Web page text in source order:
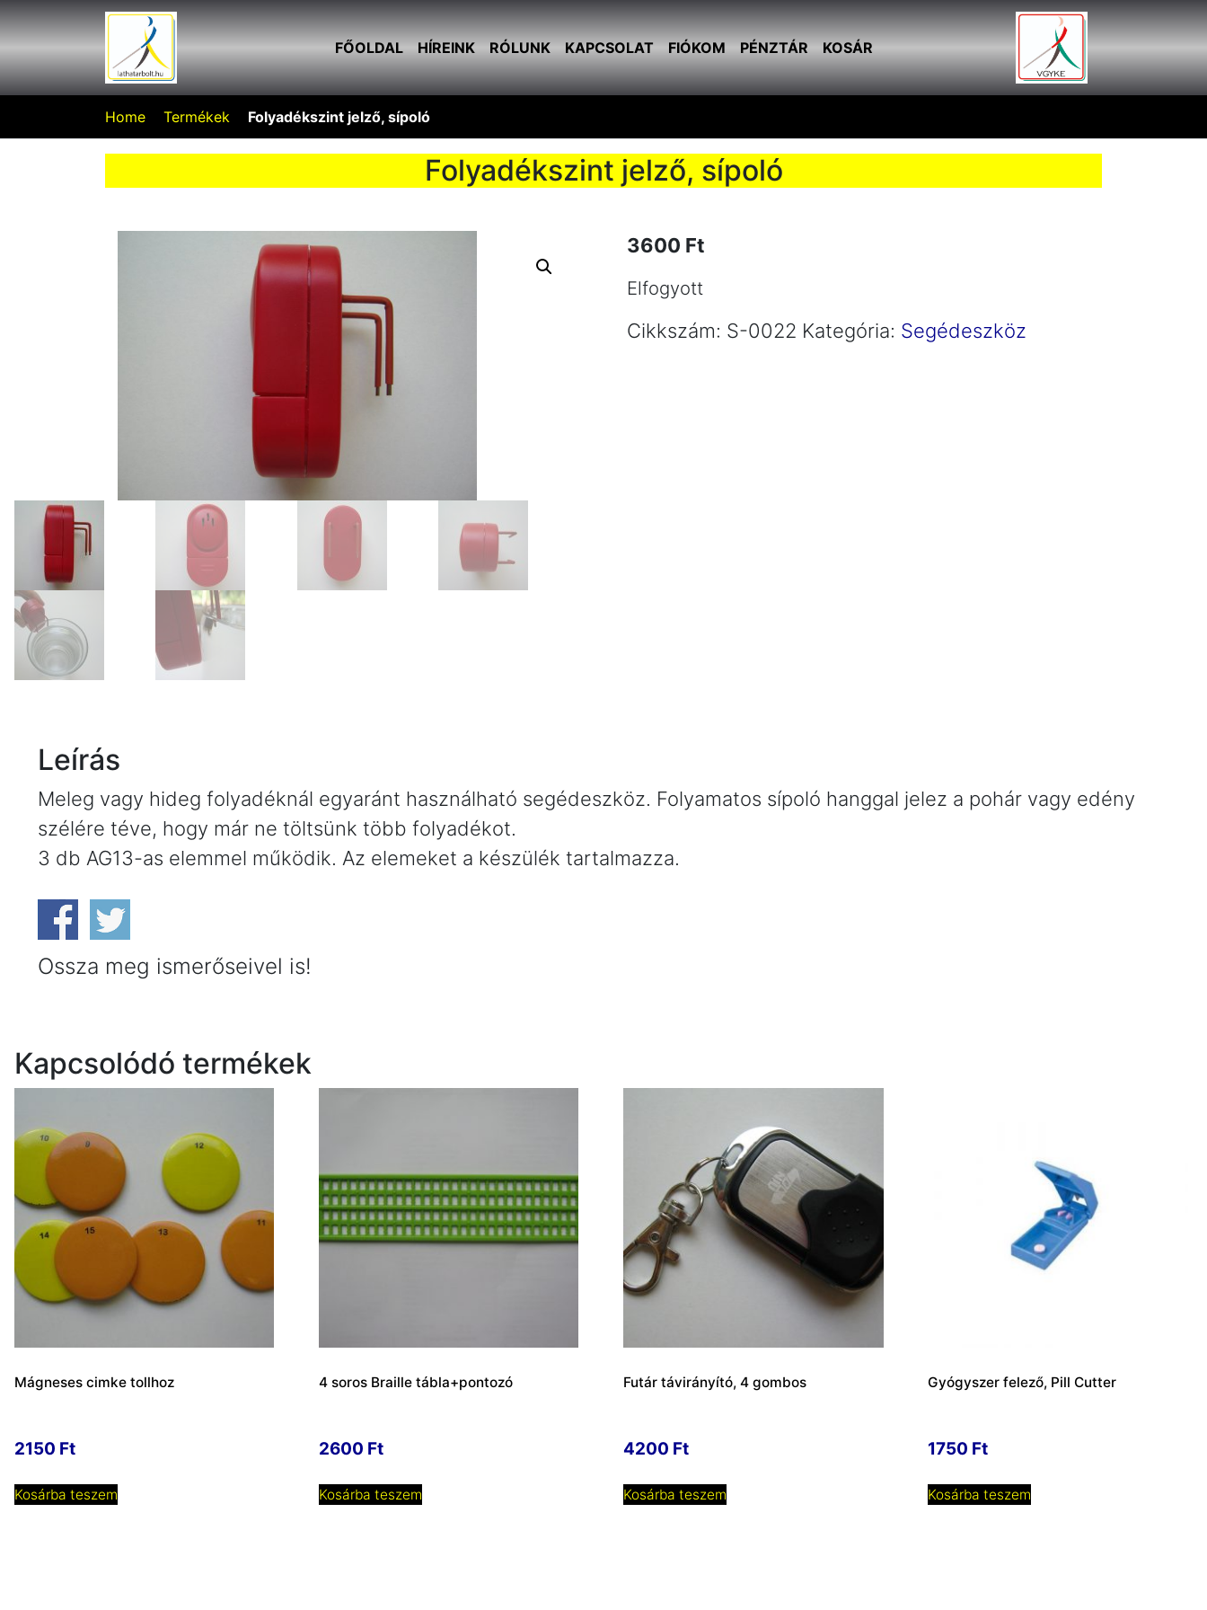
FŐOLDAL HÍREINK RÓLUNK KAPCSOLAT FIÓKOM PÉNZTÁR KOSÁR
Home Termékek Folyadékszint jelző, sípoló
Folyadékszint jelző, sípoló
3600 Ft
Elfogyott
Cikkszám: S-0022 Kategória: Segédeszköz
Leírás
Meleg vagy hideg folyadéknál egyaránt használható segédeszköz. Folyamatos sípoló hanggal jelez a pohár vagy edény
szélére téve, hogy már ne töltsünk több folyadékot.
3 db AG13-as elemmel működik. Az elemeket a készülék tartalmazza.
Ossza meg ismerőseivel is!
Kapcsolódó termékek
Mágneses cimke tollhoz
2150 Ft
Kosárba teszem
4 soros Braille tábla+pontozó
2600 Ft
Kosárba teszem
Futár távirányító, 4 gombos
4200 Ft
Kosárba teszem
Gyógyszer felező, Pill Cutter
1750 Ft
Kosárba teszem